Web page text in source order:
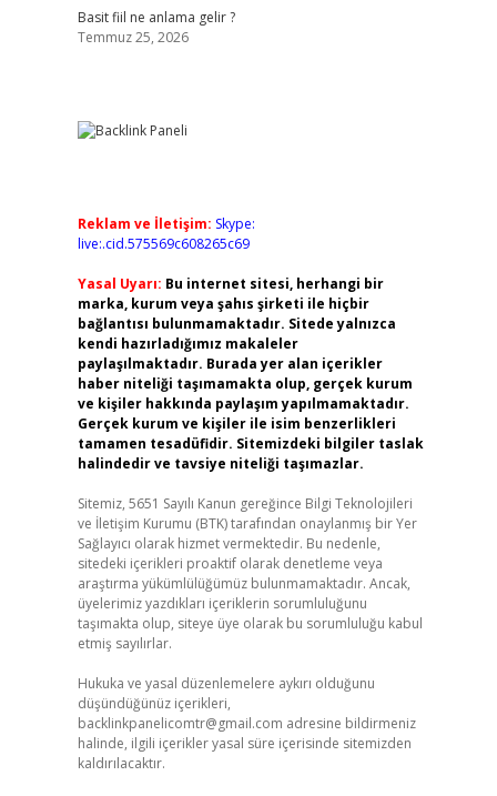
Basit fiil ne anlama gelir ?
Temmuz 25, 2026
Reklam ve İletişim: Skype:
live:.cid.575569c608265c69
Yasal Uyarı: Bu internet sitesi, herhangi bir
marka, kurum veya şahıs şirketi ile hiçbir
bağlantısı bulunmamaktadır. Sitede yalnızca
kendi hazırladığımız makaleler
paylaşılmaktadır. Burada yer alan içerikler
haber niteliği taşımamakta olup, gerçek kurum
ve kişiler hakkında paylaşım yapılmamaktadır.
Gerçek kurum ve kişiler ile isim benzerlikleri
tamamen tesadüfidir. Sitemizdeki bilgiler taslak
halindedir ve tavsiye niteliği taşımazlar.
Sitemiz, 5651 Sayılı Kanun gereğince Bilgi Teknolojileri
ve İletişim Kurumu (BTK) tarafından onaylanmış bir Yer
Sağlayıcı olarak hizmet vermektedir. Bu nedenle,
sitedeki içerikleri proaktif olarak denetleme veya
araştırma yükümlülüğümüz bulunmamaktadır. Ancak,
üyelerimiz yazdıkları içeriklerin sorumluluğunu
taşımakta olup, siteye üye olarak bu sorumluluğu kabul
etmiş sayılırlar.
Hukuka ve yasal düzenlemelere aykırı olduğunu
düşündüğünüz içerikleri,
backlinkpanelicomtr@gmail.com adresine bildirmeniz
halinde, ilgili içerikler yasal süre içerisinde sitemizden
kaldırılacaktır.